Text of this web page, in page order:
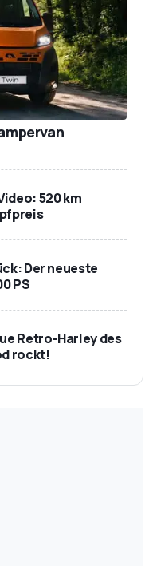
520 km
Der neueste
PS
Retro-Harley des
rockt!